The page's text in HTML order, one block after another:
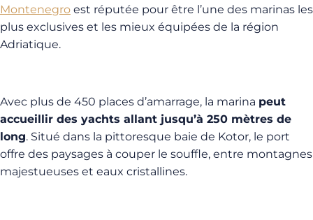
Montenegro est réputée pour être l’une des marinas les
plus exclusives et les mieux équipées de la région
Adriatique.
Avec plus de 450 places d’amarrage, la marina peut
accueillir des yachts allant jusqu’à 250 mètres de
long. Situé dans la pittoresque baie de Kotor, le port
offre des paysages à couper le souffle, entre montagnes
majestueuses et eaux cristallines.